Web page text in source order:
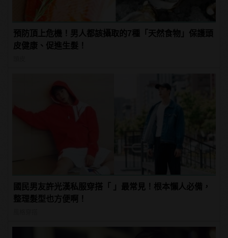
預防頂上危機！男人都該攝取的7種「天然食物」保護頭
皮健康、促進生髮！
國民男友許光漢私服穿搭「 」最常見！根本懶人必備，
整理髮型也方便啊！